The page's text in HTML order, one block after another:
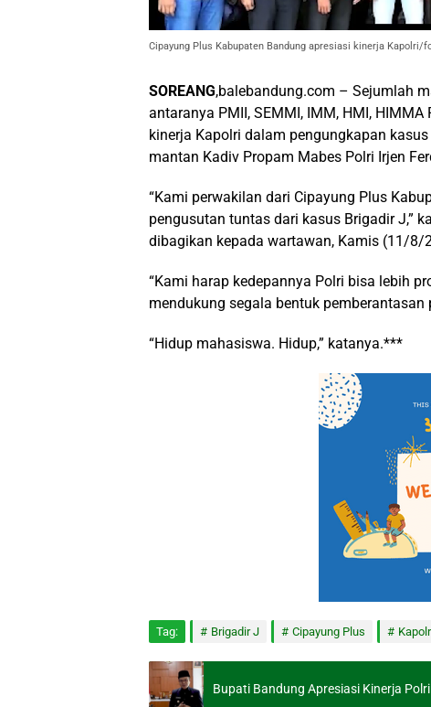
Cipayung Plus Kabupaten Bandung apresiasi kinerja
SOREANG,balebandung.com – Sejumlah
antaranya PMII, SEMMI, IMM, HMI,
kinerja Kapolri dalam pengungkapan
mantan Kadiv Propam Mabes Polri Irjen
“Kami perwakilan dari Cipayung Plus
pengusutan tuntas dari kasus Brigadir J,”
dibagikan kepada wartawan, Kamis (11/8/
“Kami harap kedepannya Polri bisa lebih
mendukung segala bentuk
“Hidup mahasiswa. Hidup,” katanya.***
Tag: Brigadir J Cipayung Plus
Bupati Bandung Apresiasi Kinerja